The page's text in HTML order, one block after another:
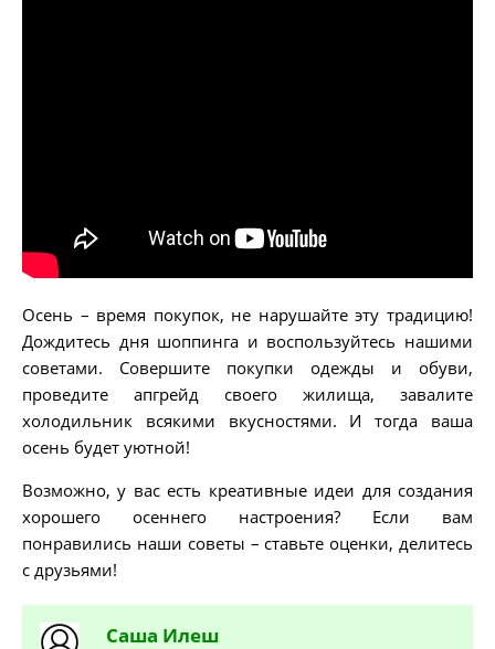
Осень – время покупок, не нарушайте эту традицию!
Дождитесь дня шоппинга и воспользуйтесь нашими
советами. Совершите покупки одежды и обуви,
проведите апгрейд своего жилища, завалите
холодильник всякими вкусностями. И тогда ваша
осень будет уютной!
Возможно, у вас есть креативные идеи для создания
хорошего осеннего настроения? Если вам
понравились наши советы – ставьте оценки, делитесь
с друзьями!
Саша Илеш